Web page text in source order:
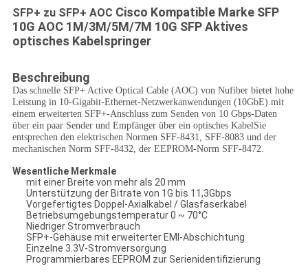
SFP+ zu SFP+ AOC Cisco Kompatible Marke SFP
10G AOC 1M/3M/5M/7M 10G SFP Aktives
optisches Kabelspringer
Beschreibung
Das schnelle SFP+ Active Optical Cable (AOC) von Nufiber bietet hohe
Leistung in 10-Gigabit-Ethernet-Netzwerkanwendungen (10GbE).mit
einem erweiterten SFP+-Anschluss zum Senden von 10 Gbps-Daten
über ein paar Sender und Empfänger über ein optisches KabelSie
entsprechen den elektrischen Normen SFF-8431, SFF-8083 und der
mechanischen Norm SFF-8432, der EEPROM-Norm SFF-8472.
Wesentliche Merkmale
mit einer Breite von mehr als 20 mm
Unterstützung der Bitrate von 1G bis 11,3Gbps
Vorgefertigtes Doppel-Axialkabel / Glasfaserkabel
Betriebsumgebungstemperatur 0 ~ 70°C
Niedriger Stromverbrauch
SFP+-Gehäuse mit erweiterter EMI-Abschichtung
Einzelne 3.3V-Stromversorgung
Programmierbares EEPROM zur Serienidentifizierung